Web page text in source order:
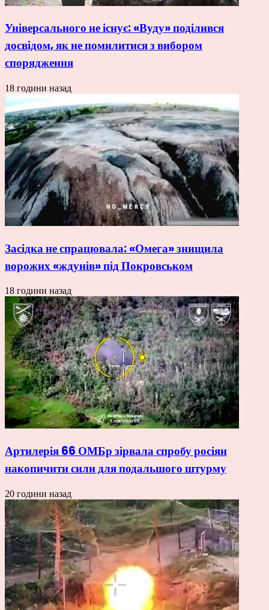
Універсального не існує: «Вуду» поділився
досвідом, як не помилитися з вибором
спорядження
18 години назад
Засідка не спрацювала: «Омега» знищила
ворожих «ждунів» під Покровськом
18 години назад
Артилерія 66 ОМБр зірвала спробу росіян
накопичити сили для подальшого штурму
20 години назад